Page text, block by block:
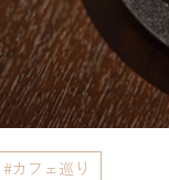
カフェ巡り